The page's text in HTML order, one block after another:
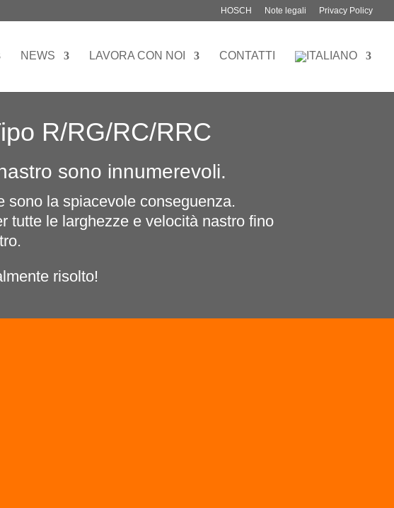
HOSCH Note legali Privacy Policy
NEWS LAVORA CON NOI CONTATTI
R/RG/RC/RRC
sono innumerevoli.
sono la spiacevole conseguenza.
tutte le larghezze e velocità nastro fino
risolto!